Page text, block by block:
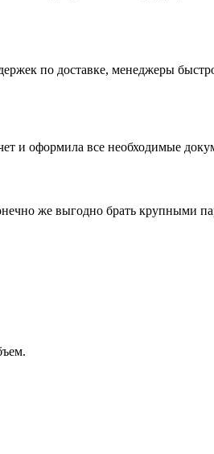
по доставке, менеджеры
и оформила все необходимые
же выгодно брать крупными